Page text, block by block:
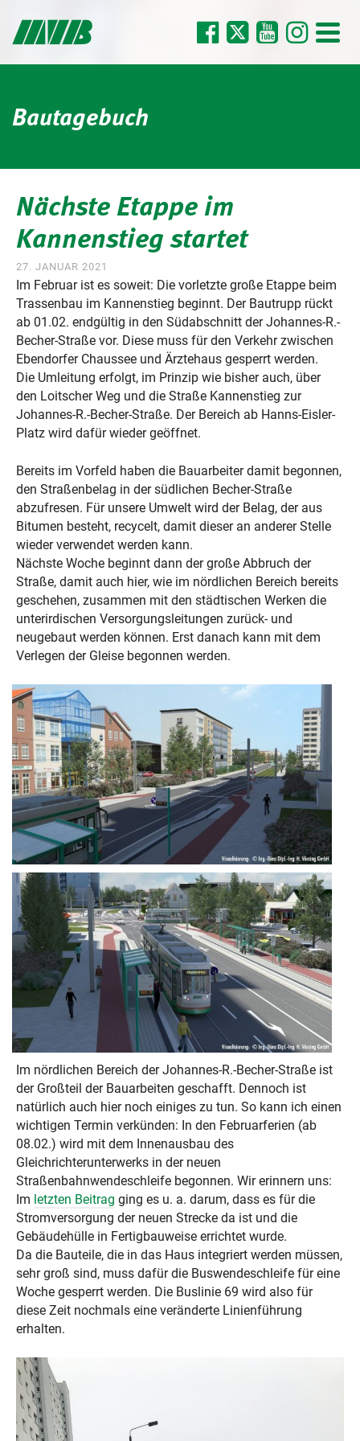
Bautagebuch
Nächste Etappe im
Kannenstieg startet
27. JANUAR 2021
Im Februar ist es soweit: Die vorletzte große Etappe beim
Trassenbau im Kannenstieg beginnt. Der Bautrupp rückt
ab 01.02. endgültig in den Südabschnitt der Johannes-R.-
Becher-Straße vor. Diese muss für den Verkehr zwischen
Ebendorfer Chaussee und Ärztehaus gesperrt werden.
Die Umleitung erfolgt, im Prinzip wie bisher auch, über
den Loitscher Weg und die Straße Kannenstieg zur
Johannes-R.-Becher-Straße. Der Bereich ab Hanns-Eisler-
Platz wird dafür wieder geöffnet.
Bereits im Vorfeld haben die Bauarbeiter damit begonnen,
den Straßenbelag in der südlichen Becher-Straße
abzufresen. Für unsere Umwelt wird der Belag, der aus
Bitumen besteht, recycelt, damit dieser an anderer Stelle
wieder verwendet werden kann.
Nächste Woche beginnt dann der große Abbruch der
Straße, damit auch hier, wie im nördlichen Bereich bereits
geschehen, zusammen mit den städtischen Werken die
unterirdischen Versorgungsleitungen zurück- und
neugebaut werden können. Erst danach kann mit dem
Verlegen der Gleise begonnen werden.
Im nördlichen Bereich der Johannes-R.-Becher-Straße ist
der Großteil der Bauarbeiten geschafft. Dennoch ist
natürlich auch hier noch einiges zu tun. So kann ich einen
wichtigen Termin verkünden: In den Februarferien (ab
08.02.) wird mit dem Innenausbau des
Gleichrichterunterwerks in der neuen
Straßenbahnwendeschleife begonnen. Wir erinnern uns:
Im letzten Beitrag ging es u. a. darum, dass es für die
Stromversorgung der neuen Strecke da ist und die
Gebäudehülle in Fertigbauweise errichtet wurde.
Da die Bauteile, die in das Haus integriert werden müssen,
sehr groß sind, muss dafür die Buswendeschleife für eine
Woche gesperrt werden. Die Buslinie 69 wird also für
diese Zeit nochmals eine veränderte Linienführung
erhalten.